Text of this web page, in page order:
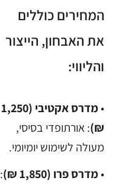
המחירים כוללים
את האבחון, הייצור
והליווי:
•
מדרס אקטיבי (1,250
₪): אורתופדי בסיסי,
מעולה לשימוש יומיומי.
•מדרס פרו (1,850 ₪)
: